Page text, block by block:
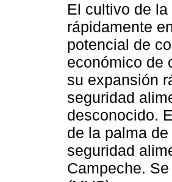
El cultivo de
rápidamente
potencial de
económico de
su expansión
seguridad
desconocido.
de la palma
seguridad
Campeche.